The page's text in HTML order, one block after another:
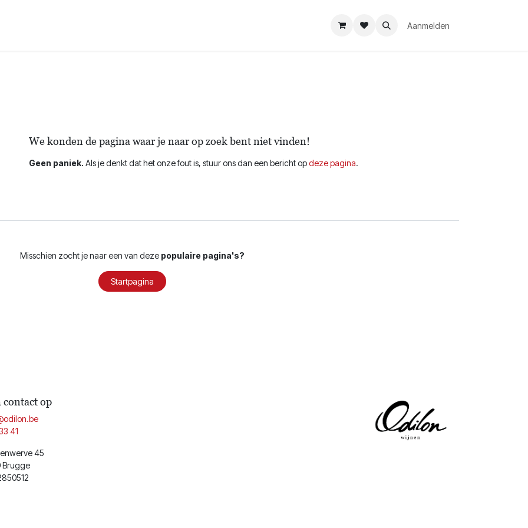
Aanmelden
Fout 404
We konden de pagina waar je naar op zoek bent niet vinden!
Geen paniek. Als je denkt dat het onze fout is, stuur ons dan een bericht opdeze pagina.
Misschien zocht je naar een van deze populaire pagina's?
Startpagina
contact op
41
45
Brugge